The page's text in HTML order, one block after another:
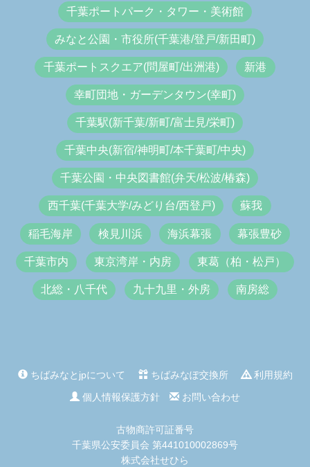
千葉ポートパーク・タワー・美術館
みなと公園・市役所(千葉港/登戸/新田町)
千葉ポートスクエア(問屋町/出洲港) 新港
幸町団地・ガーデンタウン(幸町)
千葉駅(新千葉/新町/富士見/栄町)
千葉中央(新宿/神明町/本千葉町/中央)
千葉公園・中央図書館(弁天/松波/椿森)
西千葉(千葉大学/みどり台/西登戸) 蘇我
稲毛海岸 検見川浜 海浜幕張 幕張豊砂
千葉市内 東京湾岸・内房 東葛（柏・松戸）
北総・八千代 九十九里・外房 南房総
ちばみなとjpについて ちばみなぽ交換所
利用規約
個人情報保護方針
お問い合わせ
古物商許可証番号
千葉県公安委員会 第441010002869号
株式会社せひら